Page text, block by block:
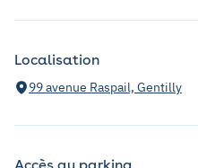
Localisation
99 avenue Raspail, Gentilly